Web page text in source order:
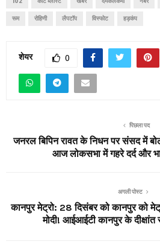
रूम रोहिणी लैपटॉप विस्फोट हड़कंप
शेयर 0
पिछला पद
जनरल बिपिन रावत के निधन पर संसद में बोले
आज लोकसभा में गहरे दर्द और
अगली पोस्ट
कानपुर मेट्रो: 28 दिसंबर को कानपुर को
मोदी! आईआईटी कानपुर के दीक्षांत